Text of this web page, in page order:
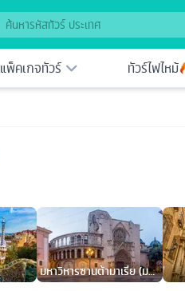
แพ็คเกจทัวร์ ทัวร์ไฟไหม้
มหาวิหารซานต้ามาเรีย (มหา
วิหารบาเลนเซีย)